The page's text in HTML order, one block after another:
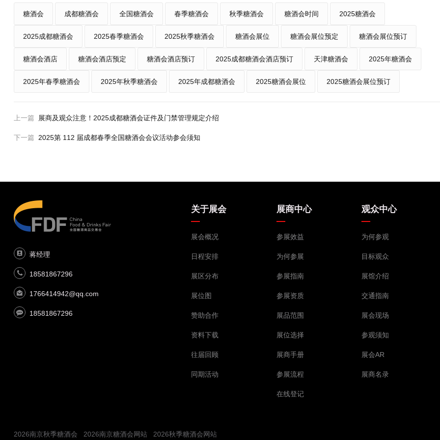
糖酒会 成都糖酒会 全国糖酒会 春季糖酒会 秋季糖酒会 糖酒会时间 2025糖酒会
2025成都糖酒会 2025春季糖酒会 2025秋季糖酒会 糖酒会展位 糖酒会展位预定 糖酒会展位预订
糖酒会酒店 糖酒会酒店预定 糖酒会酒店预订 2025成都糖酒会酒店预订 天津糖酒会 2025年糖酒会
2025年春季糖酒会 2025年秋季糖酒会 2025年成都糖酒会 2025糖酒会展位 2025糖酒会展位预订
上一篇 展商及观众注意！2025成都糖酒会证件及门禁管理规定介绍
下一篇 2025第 112 届成都春季全国糖酒会会议活动参会须知
蒋经理
18581867296
1766414942@qq.com
18581867296
关于展会
展会概况
日程安排
展区分布
展位图
赞助合作
资料下载
往届回顾
同期活动
展商中心
参展效益
为何参展
参展指南
参展资质
展品范围
展位选择
展商手册
参展流程
在线登记
观众中心
为何参观
目标观众
展馆介绍
交通指南
展会现场
参观须知
展会AR
展商名录
2026南京秋季糖酒会 2026南京糖酒会网站 2026秋季糖酒会网站